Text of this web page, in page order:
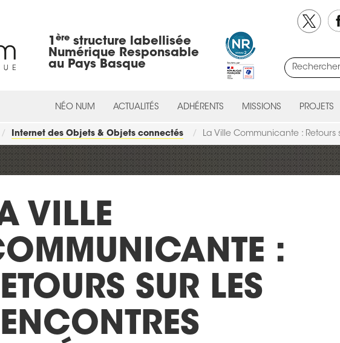
1 èrestructure labellisée
Numérique Responsable
au Pays Basque
NÉO NUM ACTUALITÉS ADHÉRENTS MISSIONS PROJETS
Internet des Objets & Objets connectés La Ville Communicante : Retours
VILLE
:
SUR LES